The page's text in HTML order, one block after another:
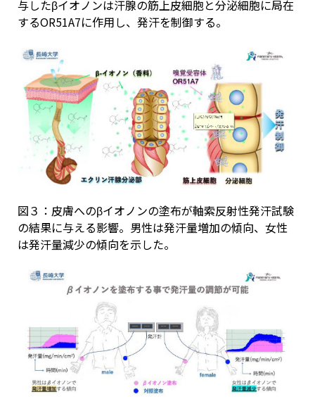
与したβイオノンは汗腺の筋上皮細胞と分泌細胞に局在
するOR51A7に作用し、発汗を制御する。
図３：皮膚へのβイオノンの塗布が軸索反射性発汗試験
の結果に与える影響。男性は発汗量増加の傾向、女性
は発汗量減少の傾向を示した。